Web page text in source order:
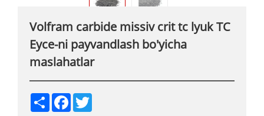
Volfram carbide missiv crit tc lyuk TC
Eyce-ni payvandlash bo'yicha
maslahatlar
S
h
F
T